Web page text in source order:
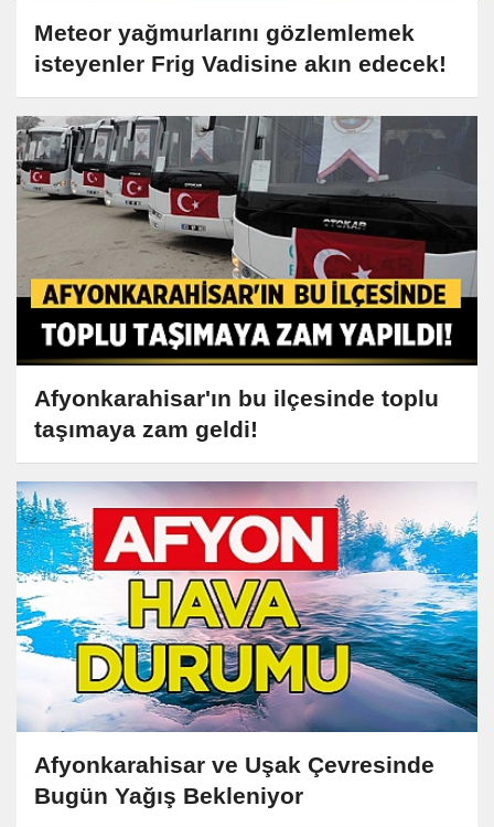
Meteor yağmurlarını gözlemlemek
isteyenler Frig Vadisine akın edecek!
Afyonkarahisar'ın bu ilçesinde toplu
taşımaya zam geldi!
Afyonkarahisar ve Uşak Çevresinde
Bugün Yağış Bekleniyor